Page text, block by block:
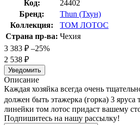
Код:
24402
Бренд:
Thun (Тхун)
Коллекция:
ТОМ ЛОТОС
Страна пр-ва: Чехия
3 383 ₽ –25%
2 538 ₽
Уведомить
Описание
Каждая хозяйка всегда очень
должен быть этажерка (горка) 3
линейки том лотос придаст вашему
Подпишитесь на нашу рассылку!